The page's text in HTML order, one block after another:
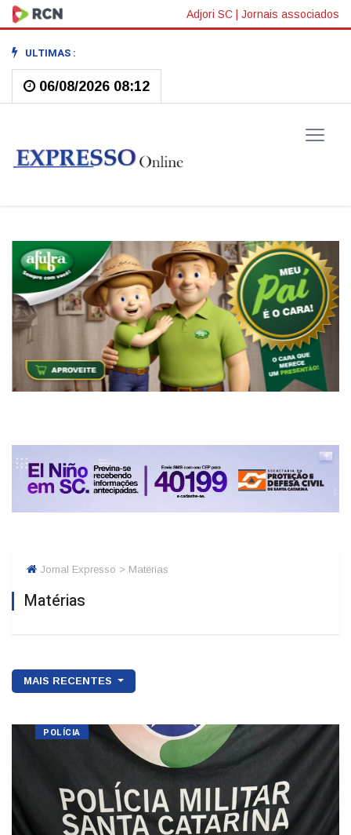
Adjori SC | Jornais associados
ULTIMAS :
06/08/2026 08:12
Jornal Expresso > Matérias
Matérias
MAIS RECENTES
POLÍCIA